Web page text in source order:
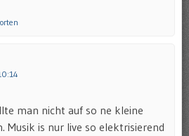
man nicht auf so ne kleine
Musik is nur live so elektrisierend